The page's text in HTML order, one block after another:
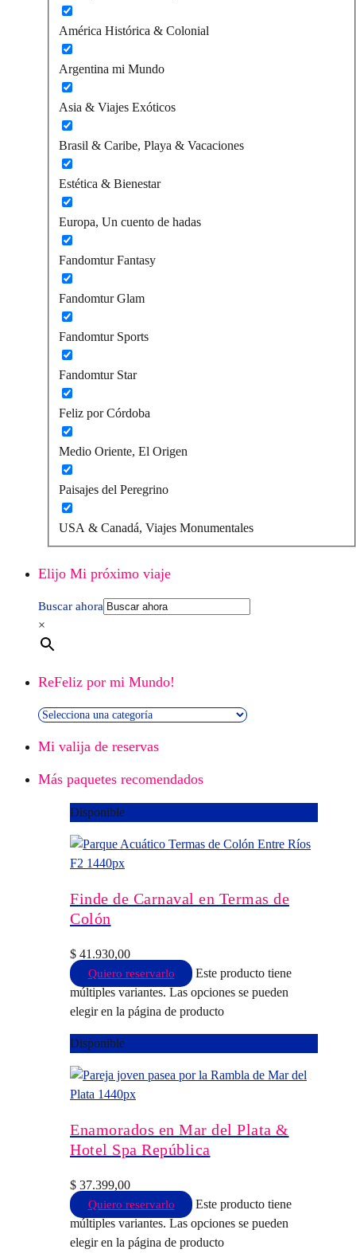
América Histórica & Colonial
Argentina mi Mundo
Asia & Viajes Exóticos
Brasil & Caribe, Playa & Vacaciones
Estética & Bienestar
Europa, Un cuento de hadas
Fandomtur Fantasy
Fandomtur Glam
Fandomtur Sports
Fandomtur Star
Feliz por Córdoba
Medio Oriente, El Origen
Paisajes del Peregrino
USA & Canadá, Viajes Monumentales
Elijo Mi próximo viaje
Buscar ahora
×
ReFeliz por mi Mundo!
Mi valija de reservas
Más paquetes recomendados
Disponible
Finde de Carnaval en Termas de
Colón
$ 41.930,00
Quiero reservarlo
Este producto tiene
múltiples variantes. Las opciones se pueden
elegir en la página de producto
Disponible
Enamorados en Mar del Plata &
Hotel Spa República
$ 37.399,00
Quiero reservarlo
Este producto tiene
múltiples variantes. Las opciones se pueden
elegir en la página de producto